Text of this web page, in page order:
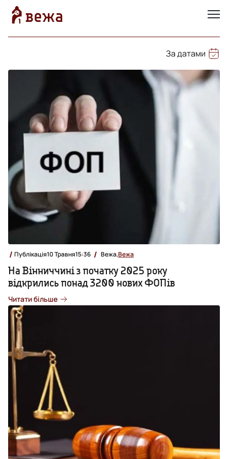
За датами
Публікація10 Травня15:36 Вежа,Вежа
На Вінниччині з початку 2025 року
відкрились понад 3200 нових ФОПів
Читати більше